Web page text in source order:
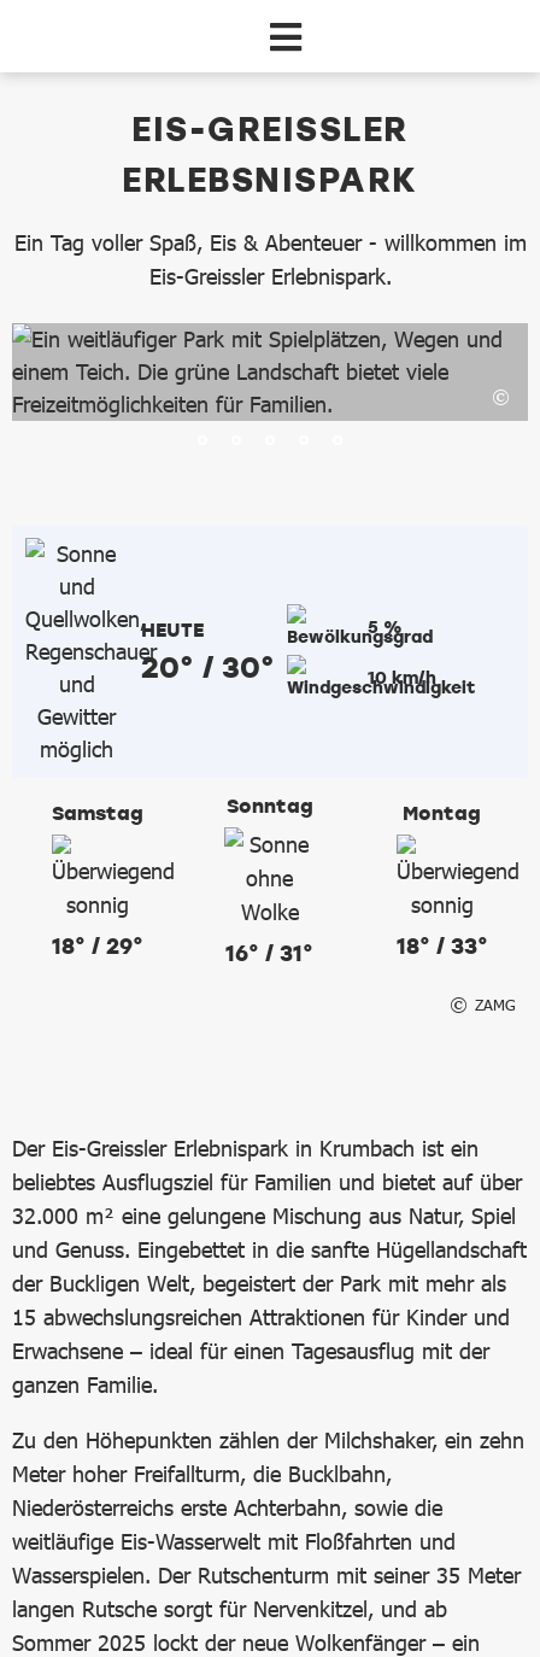
EIS-GREISSLER
ERLEBSNISPARK
Ein Tag voller Spaß, Eis & Abenteuer - willkommen im
Eis-Greissler Erlebnispark.
HEUTE
20° / 30°
5 %
10 km/h
Samstag
18° / 29°
Sonntag
16° / 31°
Montag
18° / 33°
ZAMG
Der Eis-Greissler Erlebnispark in Krumbach ist ein
beliebtes Ausflugsziel für Familien und bietet auf über
32.000 m² eine gelungene Mischung aus Natur, Spiel
und Genuss. Eingebettet in die sanfte Hügellandschaft
der Buckligen Welt, begeistert der Park mit mehr als
15 abwechslungsreichen Attraktionen für Kinder und
Erwachsene – ideal für einen Tagesausflug mit der
ganzen Familie.
Zu den Höhepunkten zählen der Milchshaker, ein zehn
Meter hoher Freifallturm, die Bucklbahn,
Niederösterreichs erste Achterbahn, sowie die
weitläufige Eis-Wasserwelt mit Floßfahrten und
Wasserspielen. Der Rutschenturm mit seiner 35 Meter
langen Rutsche sorgt für Nervenkitzel, und ab
Sommer 2025 lockt der neue Wolkenfänger – ein